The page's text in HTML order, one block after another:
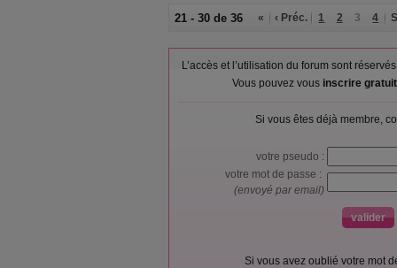
21 - 30 de 36 « ‹ Préc. 1 2 3 4
L’accès et l’utilisation du forum sont
Vous pouvez vous inscrire
Si vous êtes déjà membre,
votre pseudo :
votre mot de passe :
(envoyé par email)
Si vous avez oublié votre mot